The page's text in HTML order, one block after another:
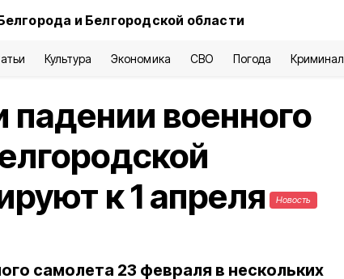
и Белгородской области
Культура Экономика СВО Погода Криминал
военного
к 1 апреля
Новость
самолета 23 февраля в нескольких